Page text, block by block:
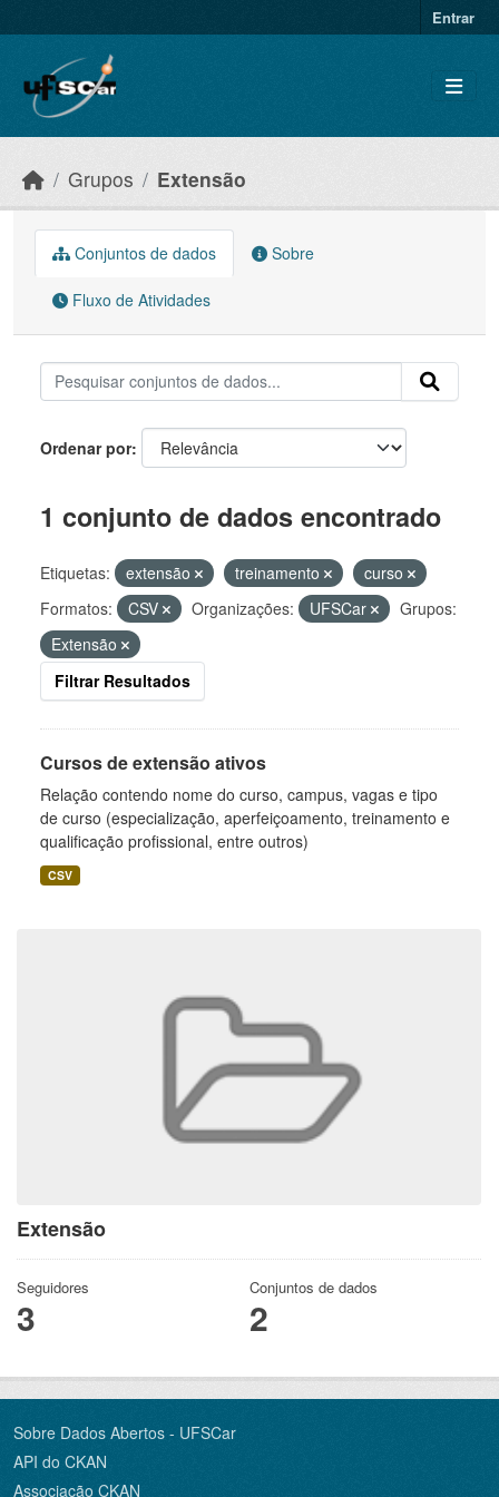
Entrar
Grupos Extensão
Extensão
Seguidores
3
Conjuntos de dados
2
Conjuntos de dados Sobre
Fluxo de Atividades
Ordenar por
1 conjunto de dados encontrado
Etiquetas: extensão treinamento
curso
Formatos:
CSV Organizações: UFSCar
Grupos:
Extensão
Filtrar Resultados
Cursos de extensão ativos
Relação contendo nome do curso, campus, vagas e tipo
de curso (especialização, aperfeiçoamento, treinamento e
qualificação profissional, entre outros)
CSV
Sobre Dados Abertos - UFSCar
API do CKAN
Associação CKAN